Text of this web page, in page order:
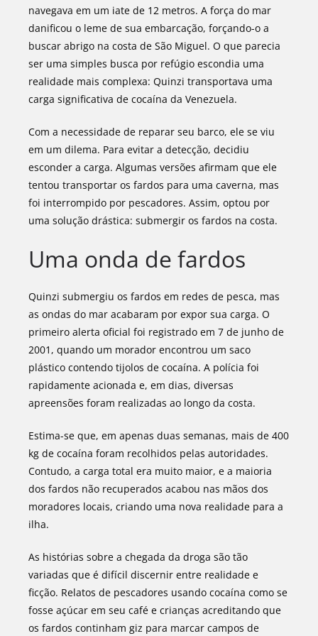
navegava em um iate de 12 metros. A força do mar
danificou o leme de sua embarcação, forçando-o a
buscar abrigo na costa de São Miguel. O que parecia
ser uma simples busca por refúgio escondia uma
realidade mais complexa: Quinzi transportava uma
carga significativa de cocaína da Venezuela.
Com a necessidade de reparar seu barco, ele se viu
em um dilema. Para evitar a detecção, decidiu
esconder a carga. Algumas versões afirmam que ele
tentou transportar os fardos para uma caverna, mas
foi interrompido por pescadores. Assim, optou por
uma solução drástica: submergir os fardos na costa.
Uma onda de fardos
Quinzi submergiu os fardos em redes de pesca, mas
as ondas do mar acabaram por expor sua carga. O
primeiro alerta oficial foi registrado em 7 de junho de
2001, quando um morador encontrou um saco
plástico contendo tijolos de cocaína. A polícia foi
rapidamente acionada e, em dias, diversas
apreensões foram realizadas ao longo da costa.
Estima-se que, em apenas duas semanas, mais de 400
kg de cocaína foram recolhidos pelas autoridades.
Contudo, a carga total era muito maior, e a maioria
dos fardos não recuperados acabou nas mãos dos
moradores locais, criando uma nova realidade para a
ilha.
As histórias sobre a chegada da droga são tão
variadas que é difícil discernir entre realidade e
ficção. Relatos de pescadores usando cocaína como se
fosse açúcar em seu café e crianças acreditando que
os fardos continham giz para marcar campos de